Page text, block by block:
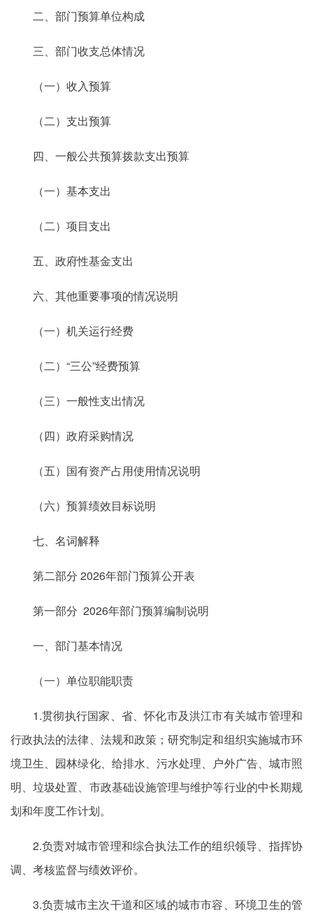
二、部门预算单位构成
三、部门收支总体情况
（一）收入预算
（二）支出预算
四、一般公共预算拨款支出预算
（一）基本支出
（二）项目支出
五、政府性基金支出
六、其他重要事项的情况说明
（一）机关运行经费
（二）“三公”经费预算
（三）一般性支出情况
（四）政府采购情况
（五）国有资产占用使用情况说明
（六）预算绩效目标说明
七、名词解释
第二部分 2026年部门预算公开表
第一部分 2026年部门预算编制说明
一、部门基本情况
（一）单位职能职责
1.贯彻执行国家、省、怀化市及洪江市有关城市管理和
行政执法的法律、法规和政策；研究制定和组织实施城市环
境卫生、园林绿化、给排水、污水处理、户外广告、城市照
明、垃圾处置、市政基础设施管理与维护等行业的中长期规
划和年度工作计划。
2.负责对城市管理和综合执法工作的组织领导、指挥协
调、考核监督与绩效评价。
3.负责城市主次干道和区域的城市市容、环境卫生的管